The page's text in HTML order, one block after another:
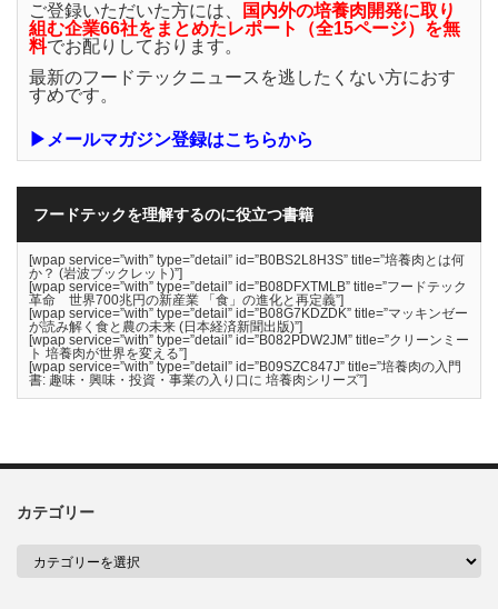
ご登録いただいた方には、
国内外の培養肉開発に取り
組む企業66社をまとめたレポート（全15ページ）を無
料でお配りしております。
最新のフードテックニュースを逃したくない方におす
すめです。
▶メールマガジン登録はこちらから
フードテックを理解するのに役立つ書籍
[wpap service=”with” type=”detail” id=”B0BS2L8H3S” title=”培養肉とは何
か？ (岩波ブックレット)”]
[wpap service=”with” type=”detail” id=”B08DFXTMLB” title=”フードテック
革命 世界700兆円の新産業 「食」の進化と再定義”]
[wpap service=”with” type=”detail” id=”B08G7KDZDK” title=”マッキンゼー
が読み解く食と農の未来 (日本経済新聞出版)”]
[wpap service=”with” type=”detail” id=”B082PDW2JM” title=”クリーンミー
ト 培養肉が世界を変える”]
[wpap service=”with” type=”detail” id=”B09SZC847J” title=”培養肉の入門
書: 趣味・興味・投資・事業の入り口に 培養肉シリーズ”]
カテゴリー